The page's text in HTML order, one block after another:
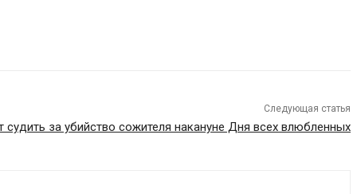
Следующая статья
судить за убийство сожителя накануне Дня всех влюбленных